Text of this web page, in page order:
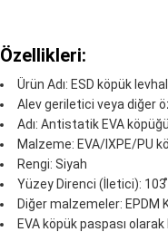
Özellikleri:
Ürün Adı: ESD köpük
Alev geriletici veya diğer
Adı: Antistatik EVA köpüğü
Malzeme: EVA/IXPE/PU
Rengi: Siyah
Yüzey Direnci (İletici):
Diğer malzemeler: EPDM
EVA köpük paspası olarak